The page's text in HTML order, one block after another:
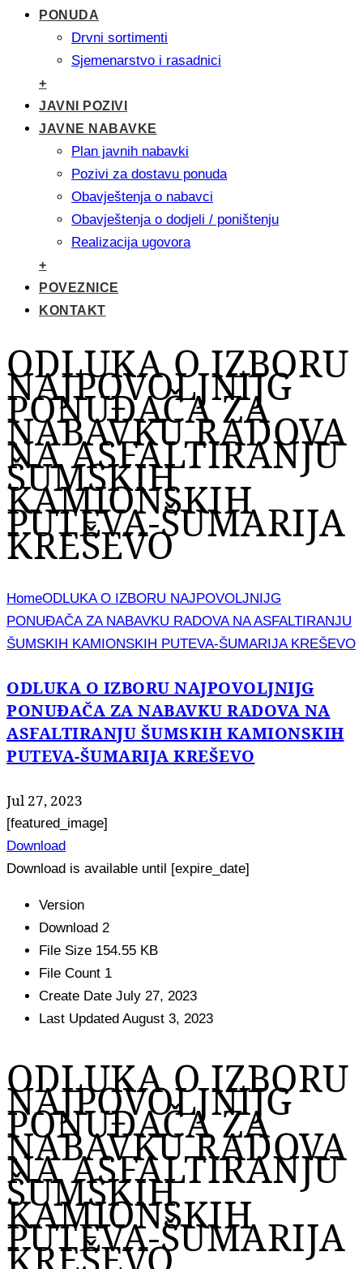
PONUDA
Drvni sortimenti
Sjemenarstvo i rasadnici
+
JAVNI POZIVI
JAVNE NABAVKE
Plan javnih nabavki
Pozivi za dostavu ponuda
Obavještenja o nabavci
Obavještenja o dodjeli / poništenju
Realizacija ugovora
+
POVEZNICE
KONTAKT
ODLUKA O IZBORU
NAJPOVOLJNIJG
PONUĐAČA ZA
NABAVKU RADOVA
NA ASFALTIRANJU
ŠUMSKIH
KAMIONSKIH
PUTEVA-ŠUMARIJA
KREŠEVO
HomeODLUKA O IZBORU NAJPOVOLJNIJG
PONUĐAČA ZA NABAVKU RADOVA NA ASFALTIRANJU
ŠUMSKIH KAMIONSKIH PUTEVA-ŠUMARIJA KREŠEVO
ODLUKA O IZBORU NAJPOVOLJNIJG
PONUĐAČA ZA NABAVKU RADOVA NA
ASFALTIRANJU ŠUMSKIH KAMIONSKIH
PUTEVA-ŠUMARIJA KREŠEVO
Jul 27, 2023
[featured_image]
Download
Download is available until [expire_date]
Version
Download 2
File Size 154.55 KB
File Count 1
Create Date July 27, 2023
Last Updated August 3, 2023
ODLUKA O IZBORU
NAJPOVOLJNIJG
PONUĐAČA ZA
NABAVKU RADOVA
NA ASFALTIRANJU
ŠUMSKIH
KAMIONSKIH
PUTEVA-ŠUMARIJA